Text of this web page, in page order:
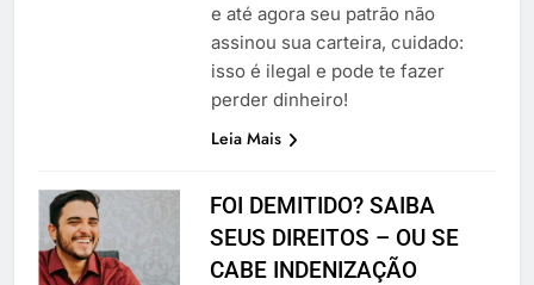
e até agora seu patrão não
assinou sua carteira, cuidado:
isso é ilegal e pode te fazer
perder dinheiro!
Leia Mais
FOI DEMITIDO? SAIBA
SEUS DIREITOS – OU SE
CABE INDENIZAÇÃO